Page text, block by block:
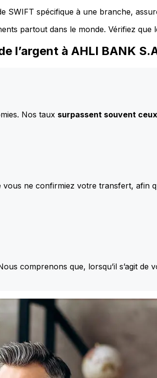
SWIFT spécifique à une branche,
partout dans le monde. Vérifiez
l’argent à AHLI BANK
Nos taux surpassent souvent
vous ne confirmiez votre transfert, afin
comprenons que, lorsqu’il s’agit de